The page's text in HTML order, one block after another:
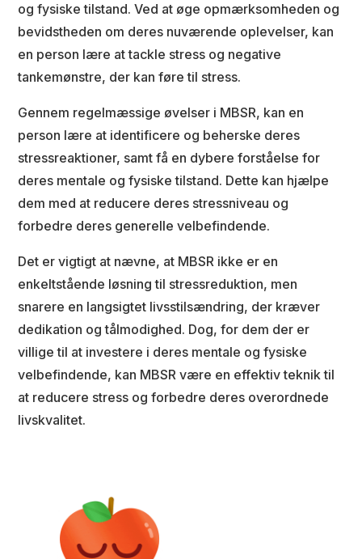
og fysiske tilstand. Ved at øge opmærksomheden og
bevidstheden om deres nuværende oplevelser, kan
en person lære at tackle stress og negative
tankemønstre, der kan føre til stress.
Gennem regelmæssige øvelser i MBSR, kan en
person lære at identificere og beherske deres
stressreaktioner, samt få en dybere forståelse for
deres mentale og fysiske tilstand. Dette kan hjælpe
dem med at reducere deres stressniveau og
forbedre deres generelle velbefindende.
Det er vigtigt at nævne, at MBSR ikke er en
enkeltstående løsning til stressreduktion, men
snarere en langsigtet livsstilsændring, der kræver
dedikation og tålmodighed. Dog, for dem der er
villige til at investere i deres mentale og fysiske
velbefindende, kan MBSR være en effektiv teknik til
at reducere stress og forbedre deres overordnede
livskvalitet.